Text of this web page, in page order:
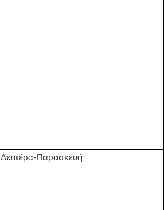
Δευτέρα-Παρασκευή